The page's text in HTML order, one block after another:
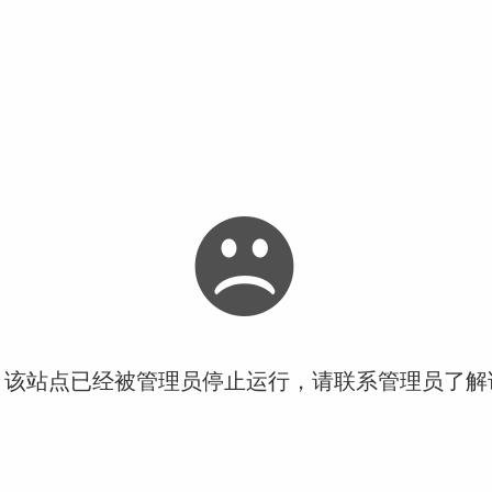
站点已经被管理员停止运行，请联系管理员了